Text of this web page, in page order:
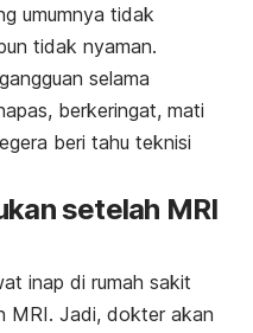
umumnya tidak
tidak nyaman.
selama
berkeringat, mati
beri tahu teknisi
setelah MRI
inap di rumah sakit
MRI. Jadi, dokter akan